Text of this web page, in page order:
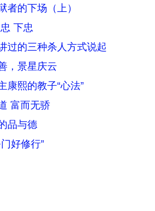
者的下场（上）
下忠
过的三种杀人方式说起
，景星庆云
康熙的教子“心法”
富而无骄
品与德
好修行”